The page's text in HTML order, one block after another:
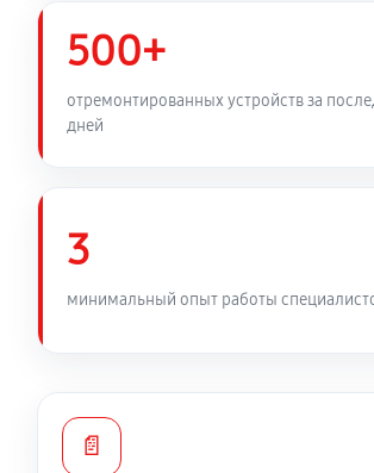
Замена электросхемы холодильника
B499YLUZ
500+
отремонтированных устройств за
дней
3
минимальный опыт работы
📄